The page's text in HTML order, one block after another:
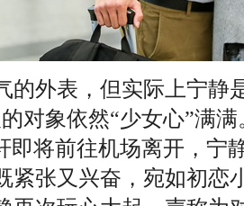
外表，但实际上宁静
对象依然“少女心”满
即将前往机场离开，宁
张又兴奋，宛如初恋